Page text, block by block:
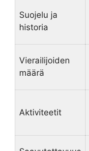
Suojelu ja
historia
Vierailijoiden
määrä
Aktiviteetit